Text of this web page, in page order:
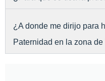
¿A donde me dirijo para
Paternidad en la zona de